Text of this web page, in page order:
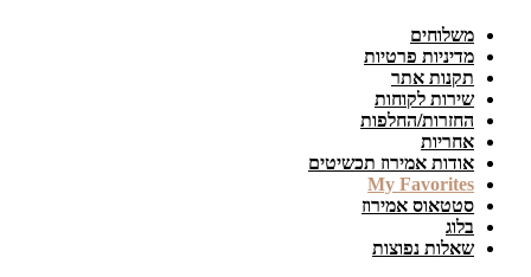
משלוחים
מדיניות פרטיות
תקנות אתר
שירות לקוחות
החזרות/החלפות
אחריות
אודות אמירוז תכשיטים
My Favorites
סטטאוס אמירוז
בלוג
שאלות נפוצות